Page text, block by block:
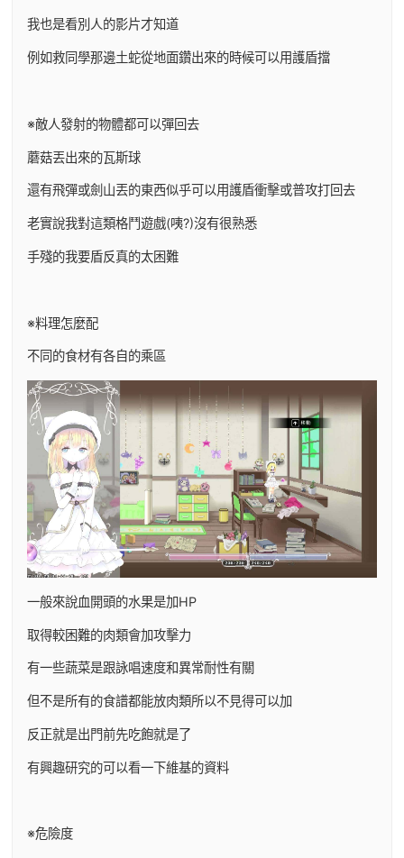
我也是看別人的影片才知道
例如救同學那邊土蛇從地面鑽出來的時候可以用護盾擋
※敵人發射的物體都可以彈回去
蘑菇丟出來的瓦斯球
還有飛彈或劍山丟的東西似乎可以用護盾衝擊或普攻打回去
老實說我對這類格鬥遊戲(咦?)沒有很熟悉
手殘的我要盾反真的太困難
※料理怎麼配
不同的食材有各自的乘區
一般來說血開頭的水果是加HP
取得較困難的肉類會加攻擊力
有一些蔬菜是跟詠唱速度和異常耐性有關
但不是所有的食譜都能放肉類所以不見得可以加
反正就是出門前先吃飽就是了
有興趣研究的可以看一下維基的資料
※危險度